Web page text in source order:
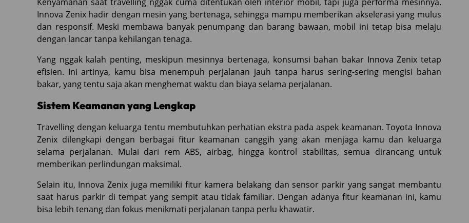
Innova Zenix hadir dengan mesin yang bertenaga, sehingga mampu memberikan akselerasi yang mulus
dan responsif. Meski membawa banyak penumpang dan barang bawaan, mobil ini tetap bisa melaju
dengan lancar tanpa kehilangan tenaga.
Yang nggak kalah penting, meskipun mesinnya bertenaga, konsumsi bahan bakar Innova Zenix tetap
efisien. Ini artinya, kamu bisa menempuh perjalanan jauh tanpa harus sering-sering mengisi bahan
bakar, yang tentu saja akan menghemat waktu dan biaya selama perjalanan.
Sistem Keamanan yang Lengkap
Travelling dengan keluarga tentu membutuhkan perhatian ekstra pada aspek keamanan. Toyota Innova
Zenix dilengkapi dengan berbagai fitur keamanan canggih yang akan menjaga kamu dan keluarga
selama perjalanan. Mulai dari rem ABS, airbag, hingga kontrol stabilitas, semua dirancang untuk
memberikan perlindungan maksimal.
Selain itu, Innova Zenix juga memiliki fitur kamera belakang dan sensor parkir yang sangat membantu
saat harus parkir di tempat yang sempit atau tidak familiar. Dengan adanya fitur keamanan ini, kamu
bisa lebih tenang dan fokus menikmati perjalanan tanpa perlu khawatir.